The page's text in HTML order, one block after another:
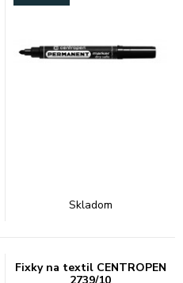
Skladom
Fixky na textil CENTROPEN